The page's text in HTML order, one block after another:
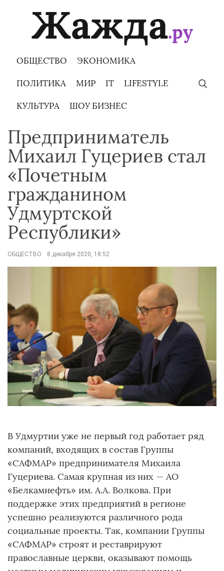
ОБЩЕСТВО ЭКОНОМИКА
ПОЛИТИКА МИР IT LIFESTYLE
КУЛЬТУРА ШОУ БИЗНЕС
Предприниматель
Михаил Гуцериев стал
«Почетным
гражданином
Удмуртской
Республики»
ОБЩЕСТВО 8 декабря 2020, 18:52
В Удмуртии уже не первый год работает ряд
компаний, входящих в состав Группы
«САФМАР» предпринимателя Михаила
Гуцериева. Самая крупная из них — АО
«Белкамнефть» им. А.А. Волкова. При
поддержке этих предприятий в регионе
успешно реализуются различного рода
социальные проекты. Так, компании Группы
«САФМАР» строят и реставрируют
православные церкви, оказывают помощь